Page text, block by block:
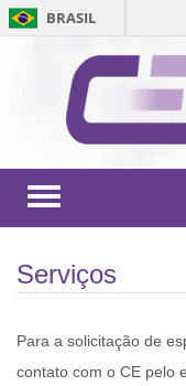
BRASIL
Toggle
Serviços
Para a solicitação de
contato com o CE pelo